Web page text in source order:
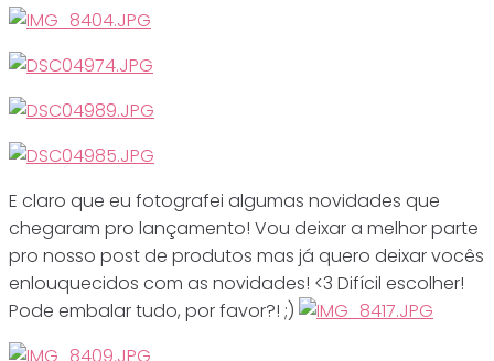
E claro que eu fotografei algumas novidades que
chegaram pro lançamento! Vou deixar a melhor parte
pro nosso post de produtos mas já quero deixar vocês
enlouquecidos com as novidades! <3 Difícil escolher!
Pode embalar tudo, por favor?! ;)